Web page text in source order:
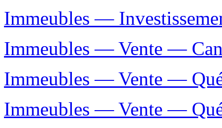
Immeubles —
Immeubles — Vente —
Immeubles — Vente —
Immeubles — Vente —